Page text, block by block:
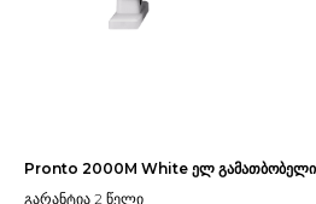
Pronto 2000M White ელ გამათბობელი
გარანტია 2 წელი